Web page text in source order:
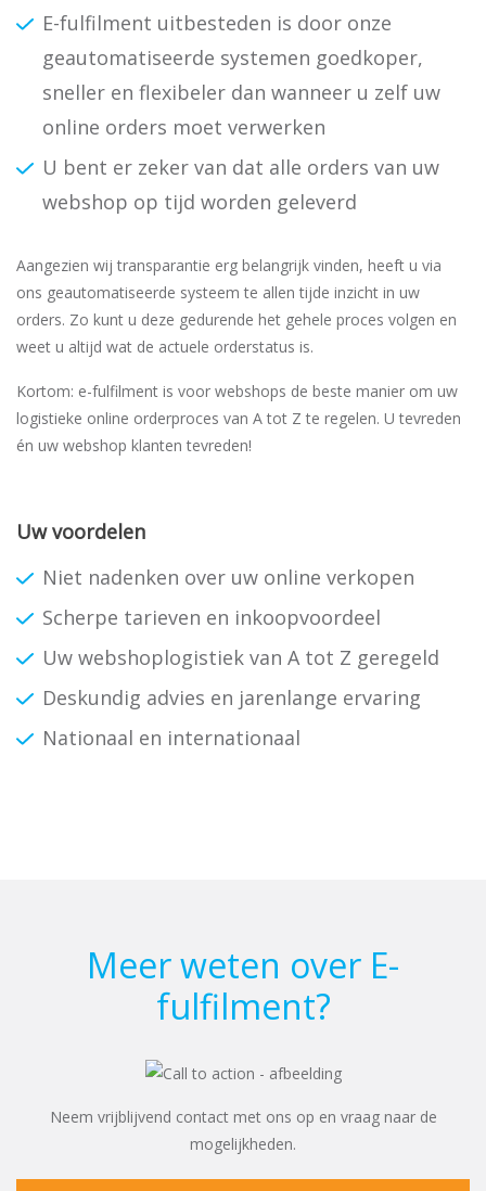
E-fulfilment uitbesteden is door onze
geautomatiseerde systemen goedkoper,
sneller en flexibeler dan wanneer u zelf uw
online orders moet verwerken
U bent er zeker van dat alle orders van uw
webshop op tijd worden geleverd
Aangezien wij transparantie erg belangrijk vinden, heeft u via
ons geautomatiseerde systeem te allen tijde inzicht in uw
orders. Zo kunt u deze gedurende het gehele proces volgen en
weet u altijd wat de actuele orderstatus is.
Kortom: e-fulfilment is voor webshops de beste manier om uw
logistieke online orderproces van A tot Z te regelen. U tevreden
én uw webshop klanten tevreden!
Uw voordelen
Niet nadenken over uw online verkopen
Scherpe tarieven en inkoopvoordeel
Uw webshoplogistiek van A tot Z geregeld
Deskundig advies en jarenlange ervaring
Nationaal en internationaal
Meer weten over E-
fulfilment?
Neem vrijblijvend contact met ons op en vraag naar de
mogelijkheden.